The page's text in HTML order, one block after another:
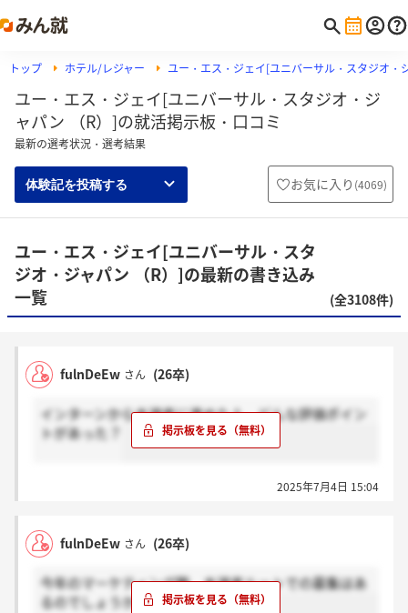
トップ ホテル/レジャー ユー・エス・ジェイ[ユニバーサル・スタジオ・
ユー・エス・ジェイ[ユニバーサル・スタジオ・ジ
ャパン （R）]の就活掲示板・口コミ
最新の選考状況・選考結果
体験記を投稿する お気に入り (4069)
ユー・エス・ジェイ[ユニバーサル・スタ
ジオ・ジャパン （R）]の最新の書き込み
一覧
(全3108件)
fulnDeEw さん (26卒)
インターンから本選考に進めた人、どんな評価ポイン
トがあった？
2025年7月4日 15:04
fulnDeEw さん (26卒)
今年のマーケティング職、本選考ルートでの募集はあ
るのでしょうか？